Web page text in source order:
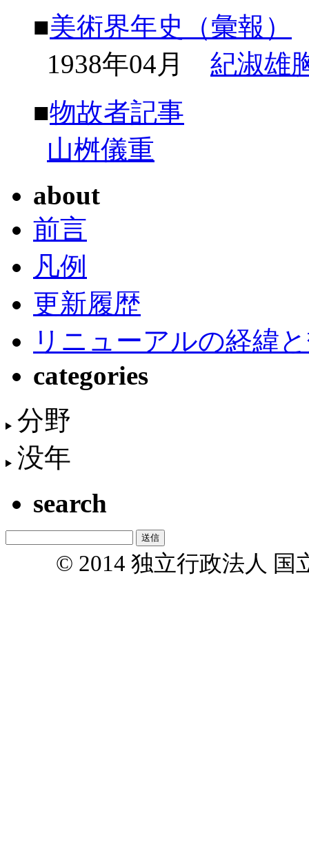
■美術界年史（彙報）
1938年04月 紀淑雄
■物故者記事
山桝儀重
about
前言
凡例
更新履歴
リニューアルの経緯
categories
分野
没年
search
© 2014 独立行政法人 国